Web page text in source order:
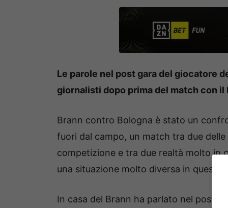
Le parole nel post gara del giocatore
giornalisti dopo prima del match con il
Brann contro Bologna è stato un
fuori dal campo, un match tra due
competizione e tra due realtà molto in
una situazione molto diversa in questo
In casa del Brann ha parlato nel post